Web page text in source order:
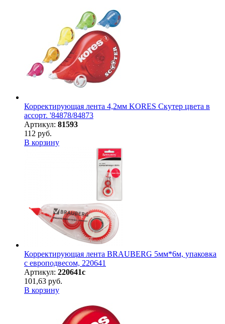
Корректирующая лента 4,2мм KORES Скутер цвета в
ассорт. '84878/84873
Артикул: 81593
112 руб.
В корзину
Корректирующая лента BRAUBERG 5мм*6м, упаковка
с европодвесом, 220641
Артикул: 220641с
101,63 руб.
В корзину